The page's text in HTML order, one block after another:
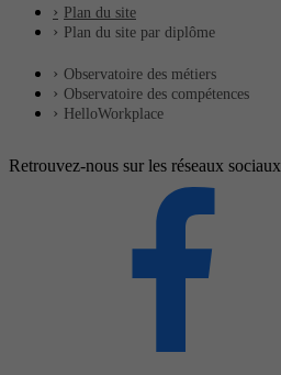
Plan du site
Plan du site par diplôme
Observatoire des métiers
Observatoire des compétences
HelloWorkplace
Retrouvez-nous sur les réseaux sociaux